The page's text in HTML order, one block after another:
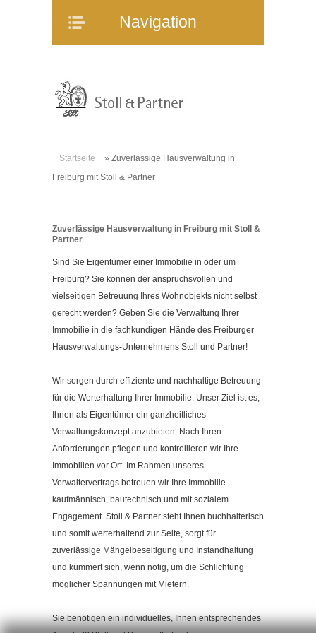
Navigation
Navigation
Mitarbeiter
Verkauf und Vermietung
Partner
Stellenangebote
Impressum
Startseite » Zuverlässige Hausverwaltung in
Freiburg mit Stoll & Partner
Zuverlässige Hausverwaltung in Freiburg mit Stoll &
Partner
Sind Sie Eigentümer einer Immobilie in oder um
Freiburg? Sie können der anspruchsvollen und
vielseitigen Betreuung Ihres Wohnobjekts nicht selbst
gerecht werden? Geben Sie die Verwaltung Ihrer
Immobilie in die fachkundigen Hände des Freiburger
Hausverwaltungs-Unternehmens Stoll und Partner!
Wir sorgen durch effiziente und nachhaltige Betreuung
für die Werterhaltung Ihrer Immobilie. Unser Ziel ist es,
Ihnen als Eigentümer ein ganzheitliches
Verwaltungskonzept anzubieten. Nach Ihren
Anforderungen pflegen und kontrollieren wir Ihre
Immobilien vor Ort. Im Rahmen unseres
Verwaltervertrags betreuen wir Ihre Immobilie
kaufmännisch, bautechnisch und mit sozialem
Engagement. Stoll & Partner steht Ihnen buchhalterisch
und somit werterhaltend zur Seite, sorgt für
zuverlässige Mängelbeseitigung und Instandhaltung
und kümmert sich, wenn nötig, um die Schlichtung
möglicher Spannungen mit Mietern.
Sie benötigen ein individuelles, Ihnen entsprechendes